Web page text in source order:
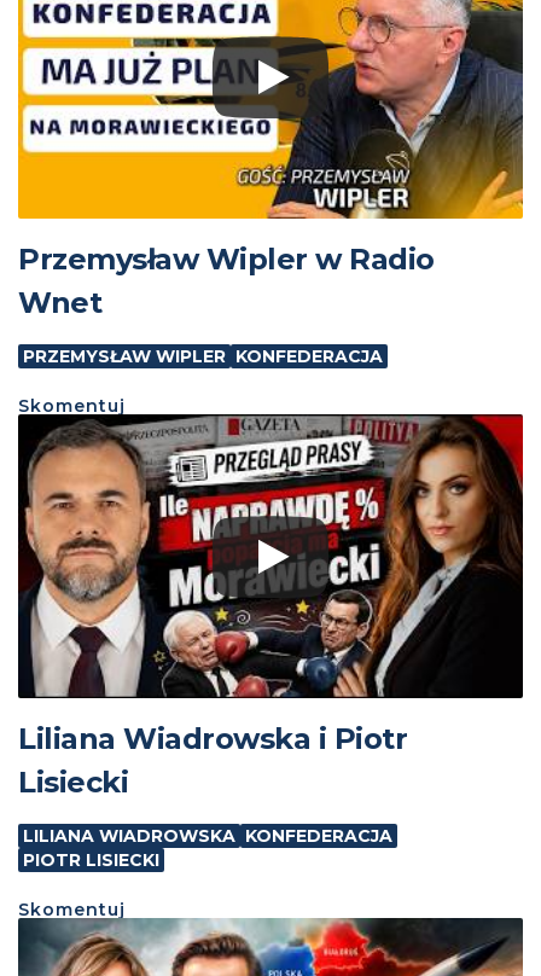
Przemysław Wipler w Radio
Wnet
PRZEMYSŁAW WIPLER KONFEDERACJA
Skomentuj
Liliana Wiadrowska i Piotr
Lisiecki
LILIANA WIADROWSKA KONFEDERACJA
PIOTR LISIECKI
Skomentuj